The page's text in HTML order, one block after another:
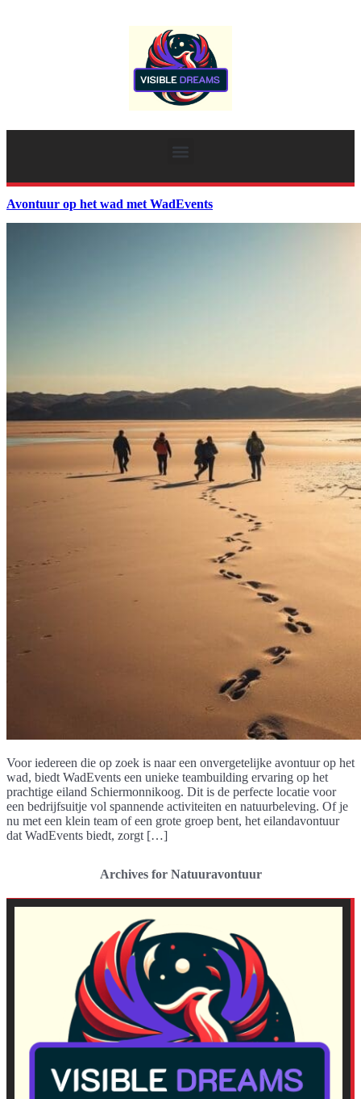
Avontuur op het wad met WadEvents
Voor iedereen die op zoek is naar een onvergetelijke avontuur op het
wad, biedt WadEvents een unieke teambuilding ervaring op het
prachtige eiland Schiermonnikoog. Dit is de perfecte locatie voor
een bedrijfsuitje vol spannende activiteiten en natuurbeleving. Of je
nu met een klein team of een grote groep bent, het eilandavontuur
dat WadEvents biedt, zorgt […]
Archives for Natuuravontuur